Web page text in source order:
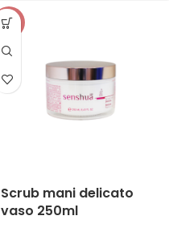
-20%
Scrub mani delicato
vaso 250ml